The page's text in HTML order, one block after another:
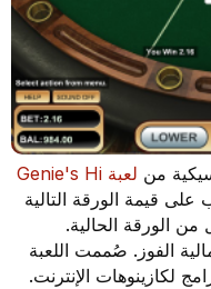
لعبة Genie's Hi
قيمة الورقة التالية
الورقة الحالية.
الفوز. صُممت اللعبة